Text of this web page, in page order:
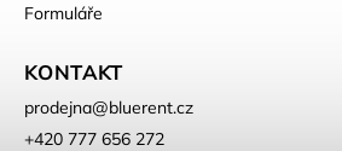
Formuláře
KONTAKT
prodejna@bluerent.cz
+420 777 656 272